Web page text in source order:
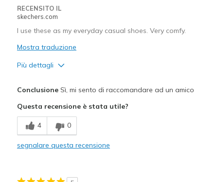
RECENSITO IL
skechers.com
I use these as my everyday casual shoes. Very comfy.
Mostra traduzione
Più dettagli
Migliori Utilizzi:
Casual Wear
View On Shoes
Shoes are for Wearing
ConclusioneSì, mi sento di raccomandare ad un amico
Questa recensione è stata utile?
4 0
segnalare questa recensione